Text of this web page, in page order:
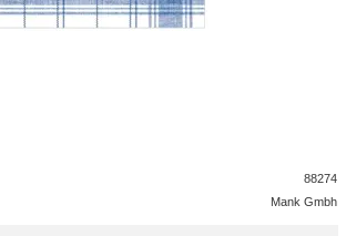
88274
Mank Gmbh